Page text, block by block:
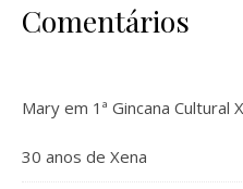
Comentários
Mary em 1ª Gincana Cultural
30 anos de Xena